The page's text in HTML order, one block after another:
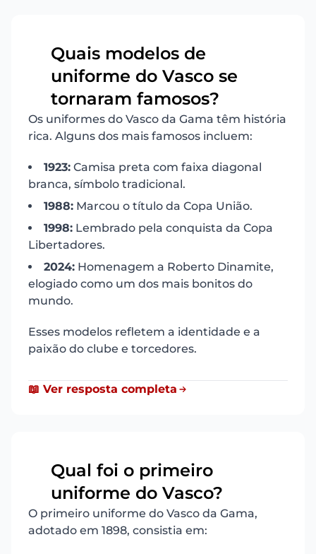
Quais modelos de
uniforme do Vasco se
tornaram famosos?
Os uniformes do Vasco da Gama têm história
rica. Alguns dos mais famosos incluem:
1923: Camisa preta com faixa diagonal
branca, símbolo tradicional.
1988: Marcou o título da Copa União.
1998: Lembrado pela conquista da Copa
Libertadores.
2024: Homenagem a Roberto Dinamite,
elogiado como um dos mais bonitos do
mundo.
Esses modelos refletem a identidade e a
paixão do clube e torcedores.
📖 Ver resposta completa
Qual foi o primeiro
uniforme do Vasco?
O primeiro uniforme do Vasco da Gama,
adotado em 1898, consistia em: